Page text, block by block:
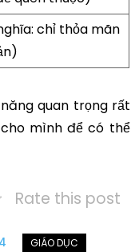
chỉ thỏa mãn
quan trọng rất
mình để có thể
Rate this post